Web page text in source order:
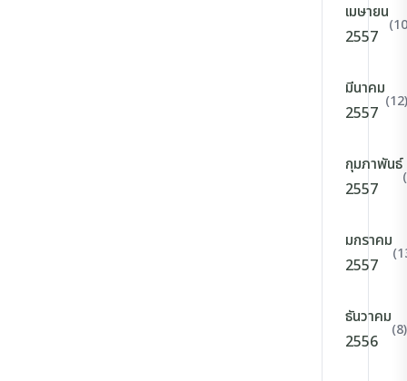
เมษายน
2557
มีนาคม
2557
(12)
กุมภาพันธ์
2557
มกราคม
2557
ธันวาคม
2556
(8)